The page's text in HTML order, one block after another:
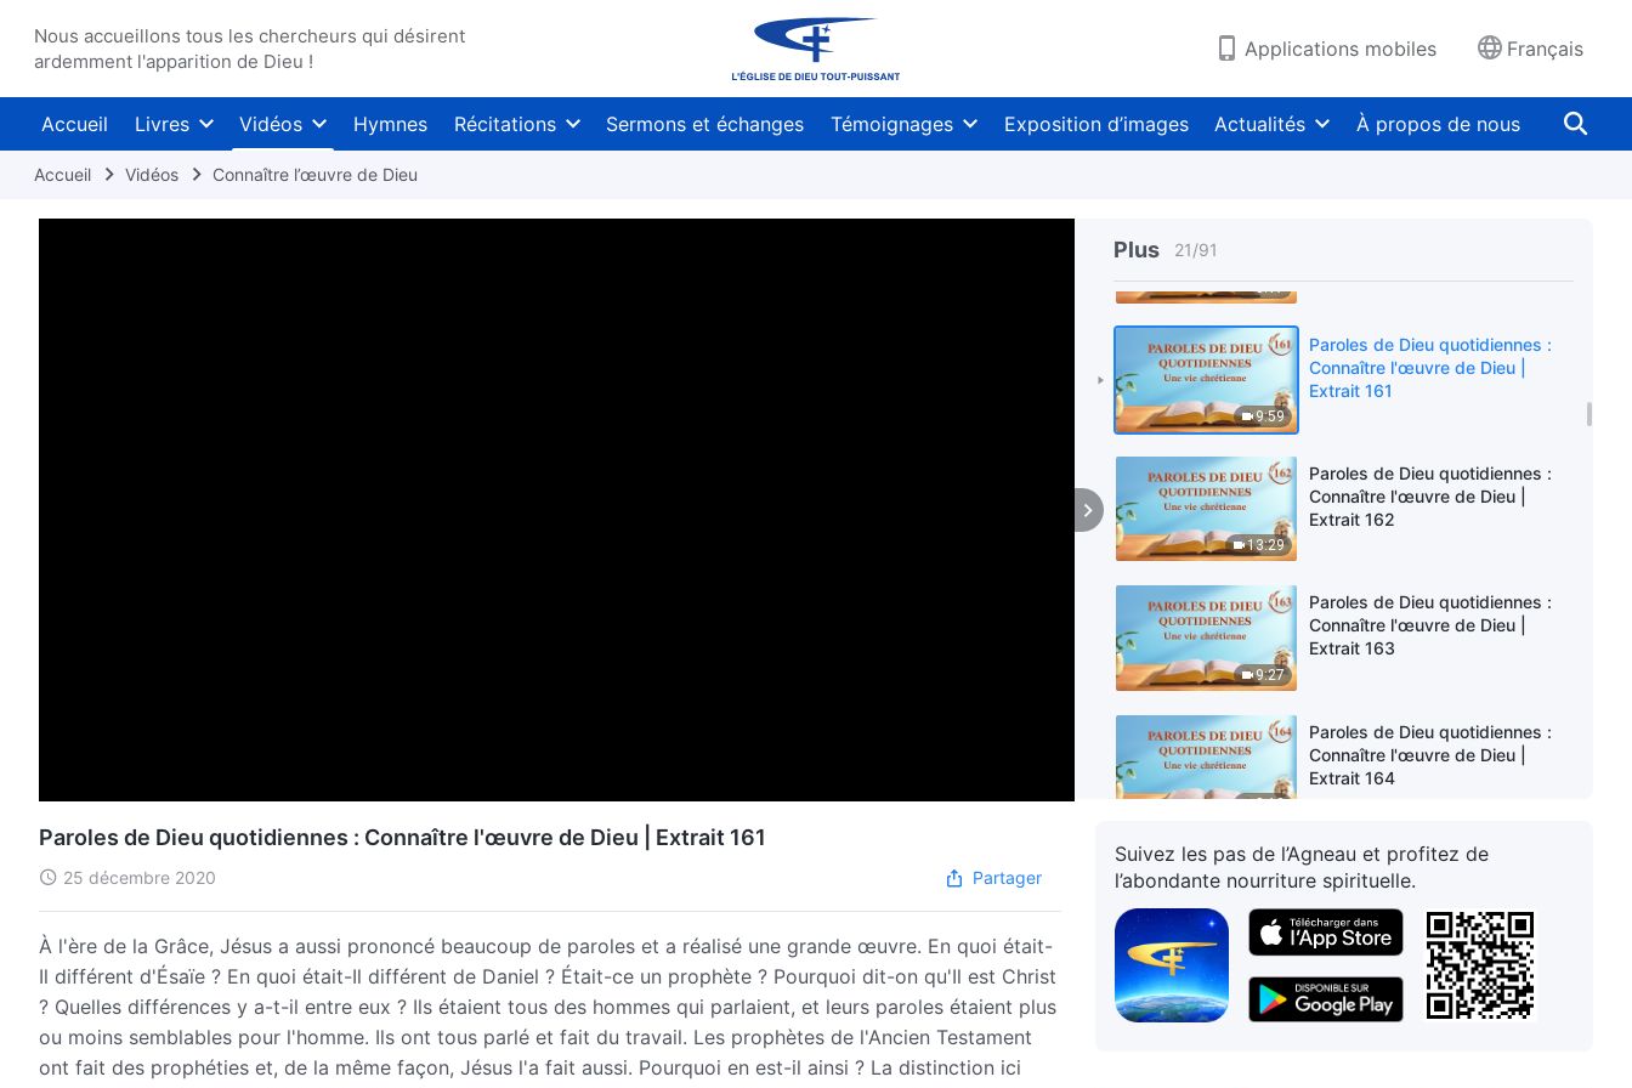
Nous accueillons tous les chercheurs qui désirent
ardemment l'apparition de Dieu !
Applications mobiles Français
Accueil Livres Vidéos Hymnes Récitations Sermons et échanges Témoignages Exposition d’images Actualités À propos de nous
Accueil Vidéos Connaître l’œuvre de Dieu
Plus 21/91
Connaître l'œuvre de Dieu |
Extrait 159
8:17
9:59
Paroles de Dieu quotidiennes :
Connaître l'œuvre de Dieu |
Extrait 161
13:29
Paroles de Dieu quotidiennes :
Connaître l'œuvre de Dieu |
Extrait 162
9:27
Paroles de Dieu quotidiennes :
Connaître l'œuvre de Dieu |
Extrait 163
3:12
Paroles de Dieu quotidiennes :
Connaître l'œuvre de Dieu |
Extrait 164
11:35
Paroles de Dieu quotidiennes :
Connaître l'œuvre de Dieu |
Extrait 165
Paroles de Dieu quotidiennes :
Connaître l'œuvre de Dieu |
Paroles de Dieu quotidiennes : Connaître l'œuvre de Dieu | Extrait 161
25 décembre 2020 Partager
À l'ère de la Grâce, Jésus a aussi prononcé beaucoup de paroles et a réalisé une grande œuvre. En quoi était-
Il différent d'Ésaïe ? En quoi était-Il différent de Daniel ? Était-ce un prophète ? Pourquoi dit-on qu'Il est Christ
? Quelles différences y a-t-il entre eux ? Ils étaient tous des hommes qui parlaient, et leurs paroles étaient plus
ou moins semblables pour l'homme. Ils ont tous parlé et fait du travail. Les prophètes de l'Ancien Testament
ont fait des prophéties et, de la même façon, Jésus l'a fait aussi. Pourquoi en est-il ainsi ? La distinction ici
Suivez les pas de l’Agneau et profitez de
l’abondante nourriture spirituelle.